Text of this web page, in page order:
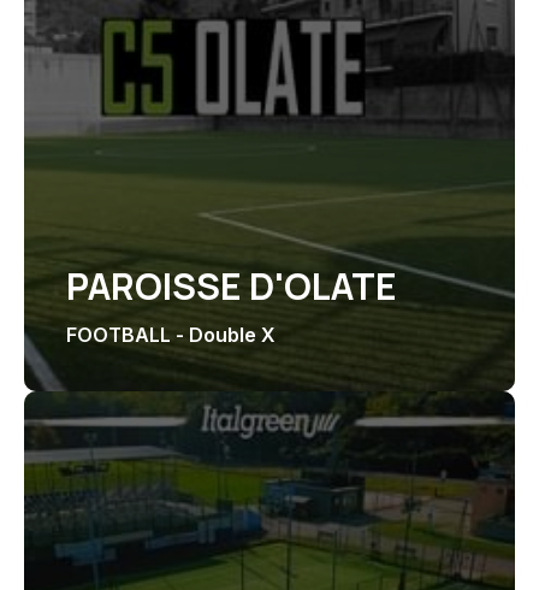
PAROISSE D'OLATE
FOOTBALL - Double X